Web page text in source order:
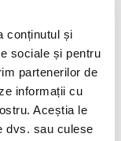
conținutul și
sociale și pentru
partenerilor de
informații cu
Aceștia le
dvs. sau culese
institutie de
in cadrul
i s-ar putea
ca a
se gasesc
invatamant.
in CV